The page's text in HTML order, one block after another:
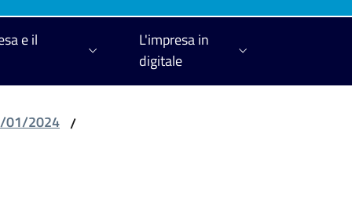
e il
L'impresa in
digitale
01/2024 /